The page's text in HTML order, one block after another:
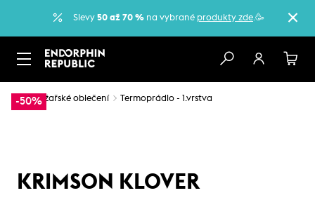
Slevy 50 až 70 % na vybrané produkty zde.🥳
-50%
… Lyžařské oblečení Termoprádlo - 1.vrstva
KRIMSON KLOVER